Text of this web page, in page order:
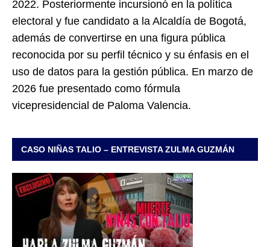
2022. Posteriormente incursionó en la política
electoral y fue candidato a la Alcaldía de Bogotá,
además de convertirse en una figura pública
reconocida por su perfil técnico y su énfasis en el
uso de datos para la gestión pública. En marzo de
2026 fue presentado como fórmula
vicepresidencial de Paloma Valencia.
CASO NIÑAS TALIO – ENTREVISTA ZULMA GUZMÁN